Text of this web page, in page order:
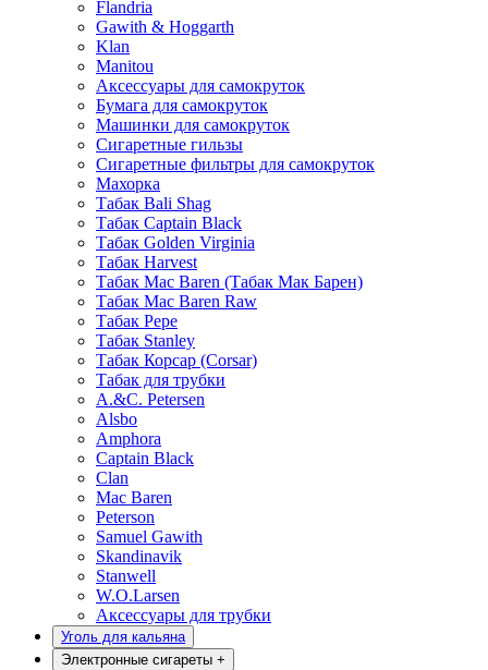
Flandria
Gawith & Hoggarth
Klan
Manitou
Аксессуары для самокруток
Бумага для самокруток
Машинки для самокруток
Сигаретные гильзы
Сигаретные фильтры для самокруток
Махорка
Табак Bali Shag
Табак Captain Black
Табак Golden Virginia
Табак Harvest
Табак Mac Baren (Табак Мак Барен)
Табак Mac Baren Raw
Табак Pepe
Табак Stanley
Табак Корсар (Corsar)
Табак для трубки
A.&C. Petersen
Alsbo
Amphora
Captain Black
Clan
Mac Baren
Peterson
Samuel Gawith
Skandinavik
Stanwell
W.O.Larsen
Аксессуары для трубки
Уголь для кальяна
Электронные сигареты +